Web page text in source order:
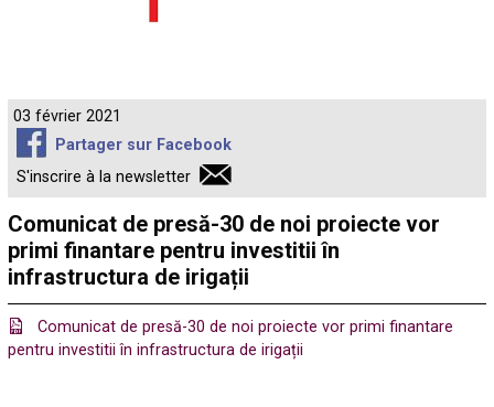
03 février 2021
Partager sur Facebook
S'inscrire à la newsletter
Comunicat de presă-30 de noi proiecte vor
primi finantare pentru investitii în
infrastructura de irigații
Comunicat de presă-30 de noi proiecte vor primi finantare
pentru investitii în infrastructura de irigații